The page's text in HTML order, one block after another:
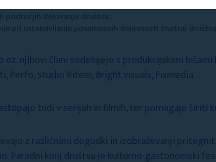
oz. njihovi člani sodelujejo s produkcijskimi
Perfo, Studio Ritem, Bright visuals, Fixmedia...
tudi v serijah in filmih, ter pomagajo širiti
z različnimi dogodki in izobraževanji
Paradni konj društva je kulturno-gastonomski